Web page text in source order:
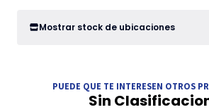
Mostrar stock de ubicaciones
PUEDE QUE TE INTERESEN OTROS
Sin